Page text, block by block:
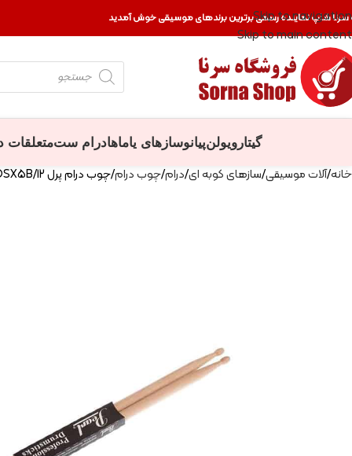
Skip to navigation
Skip to main content
سرنا شاپ نماینده رسمی برترین برندهای موسیقی خوش آمدید
گیتار ویولنپیانوسازهای یاماهادرام ستمتعلقات
خانه آلات موسیقی سازهای کوبه ای درام چوب درام چوب درام پرل PDSX5B/12